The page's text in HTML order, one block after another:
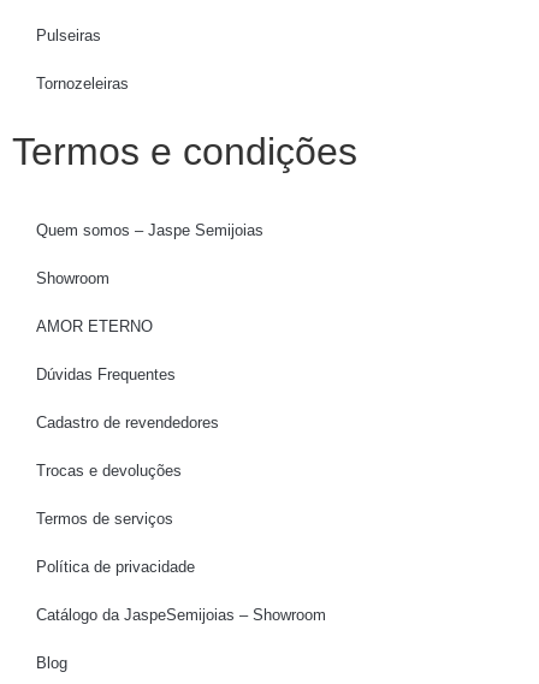
Pulseiras
Tornozeleiras
Termos e condições
Quem somos – Jaspe Semijoias
Showroom
AMOR ETERNO
Dúvidas Frequentes
Cadastro de revendedores
Trocas e devoluções
Termos de serviços
Política de privacidade
Catálogo da JaspeSemijoias – Showroom
Blog